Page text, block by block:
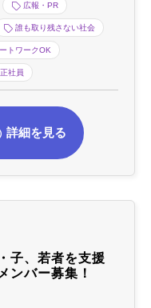
広報・PR
誰も取り残さない社会
トワークOK
正社員
詳細を見る
子、若者を支援
ンバー募集！